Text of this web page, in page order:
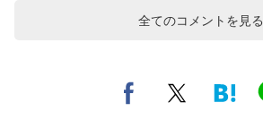
全てのコメントを見る